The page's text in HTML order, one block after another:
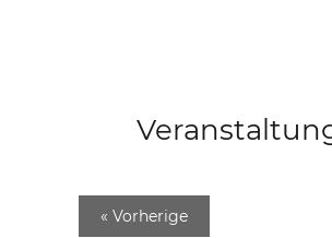
« Vorherige